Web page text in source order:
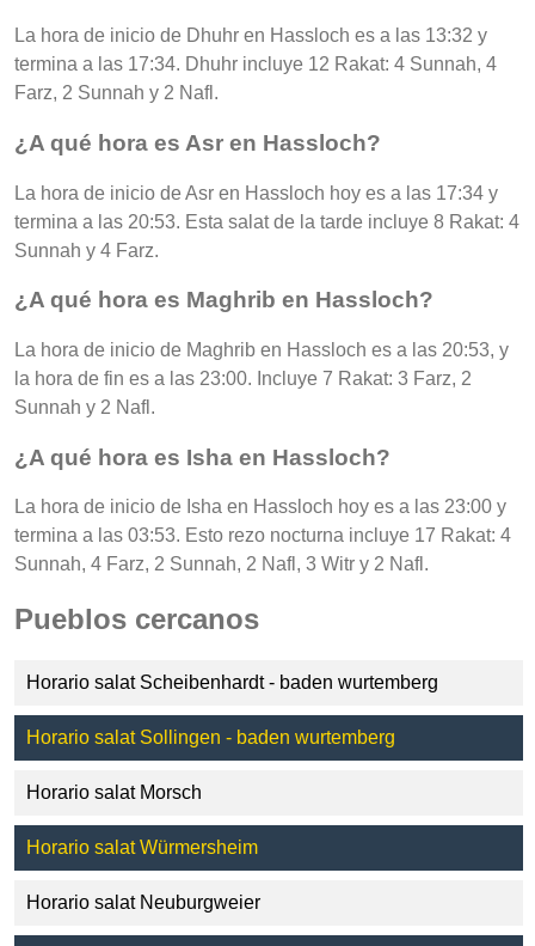
La hora de inicio de Dhuhr en Hassloch es a las 13:32 y
termina a las 17:34. Dhuhr incluye 12 Rakat: 4 Sunnah, 4
Farz, 2 Sunnah y 2 Nafl.
¿A qué hora es Asr en Hassloch?
La hora de inicio de Asr en Hassloch hoy es a las 17:34 y
termina a las 20:53. Esta salat de la tarde incluye 8 Rakat: 4
Sunnah y 4 Farz.
¿A qué hora es Maghrib en Hassloch?
La hora de inicio de Maghrib en Hassloch es a las 20:53, y
la hora de fin es a las 23:00. Incluye 7 Rakat: 3 Farz, 2
Sunnah y 2 Nafl.
¿A qué hora es Isha en Hassloch?
La hora de inicio de Isha en Hassloch hoy es a las 23:00 y
termina a las 03:53. Esto rezo nocturna incluye 17 Rakat: 4
Sunnah, 4 Farz, 2 Sunnah, 2 Nafl, 3 Witr y 2 Nafl.
Pueblos cercanos
Horario salat Scheibenhardt - baden wurtemberg
Horario salat Sollingen - baden wurtemberg
Horario salat Morsch
Horario salat Würmersheim
Horario salat Neuburgweier